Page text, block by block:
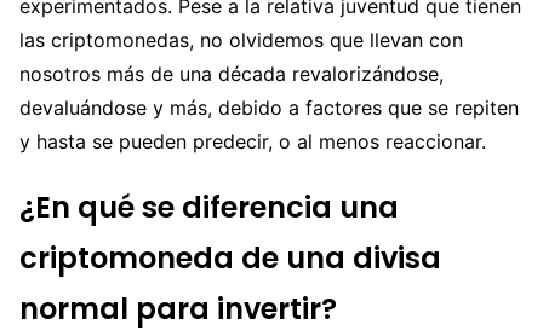
experimentados. Pese a la relativa juventud que tienen
las criptomonedas, no olvidemos que llevan con
nosotros más de una década revalorizándose,
devaluándose y más, debido a factores que se repiten
y hasta se pueden predecir, o al menos reaccionar.
¿En qué se diferencia una
criptomoneda de una divisa
normal para invertir?